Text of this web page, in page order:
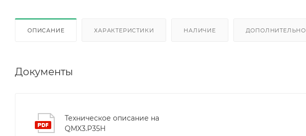
ОПИСАНИЕ ХАРАКТЕРИСТИКИ НАЛИЧИЕ ДОПОЛНИТЕЛЬНО
Документы
Техническое описание на
QMX3.P35H